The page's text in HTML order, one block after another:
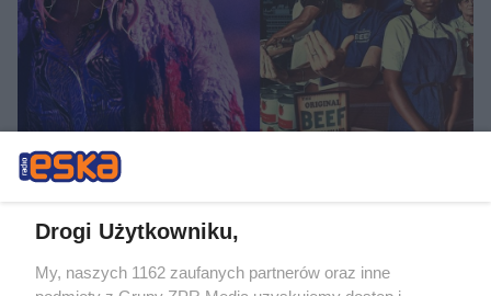
Jak dobrze znasz najsłynniejsze
filmowe hity? QUIZ, który rozwiążą tylko
Drogi Użytkowniku,
My, naszych 1162 zaufanych partnerów oraz inne